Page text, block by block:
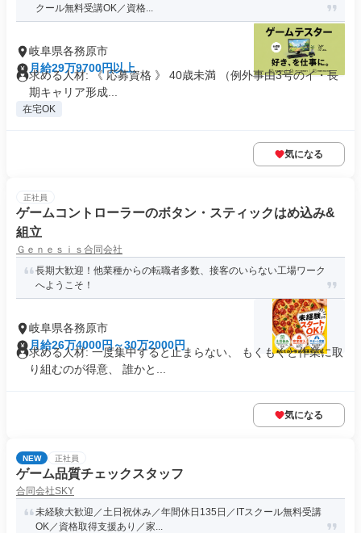
クール無料受講OK／資格...
岐阜県各務原市
月給29万9700円以上
求める人材: 《 応募資格 》 40歳未満 （例外事由3号のイ・長
期キャリア形成...
在宅OK
気になる
正社員
ゲームコントローラーのボタン・スティックはめ込み&
組立
Ｇｅｎｅｓｉｓ合同会社
長期大歓迎！他業種からの転職者多数、接客のいらない工場ワーク
へようこそ！
岐阜県各務原市
月給26万4000円～30万2000円
求める人材: 一度集中すると止まらない、 もくもくと作業に取
り組むのが得意、 誰かと...
気になる
NEW 正社員
ゲーム品質チェックスタッフ
合同会社SKY
未経験大歓迎／土日祝休み／年間休日135日／ITスクール無料受講
OK／資格取得支援あり／家...